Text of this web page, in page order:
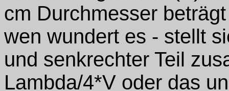
cm Durchmesser
wen wundert es - stellt
und senkrechter Teil
Lambda/4*V oder das